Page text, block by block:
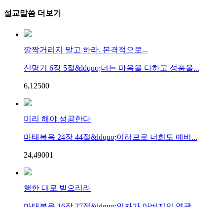
설교말씀 더보기
깔짝거리지 말고 하라. 본격적으로...
신명기 6장 5절&ldquo;너는 마음을 다하고 성품을...
6,12500
미리 해야 성공한다
마태복음 24장 44절&ldquo;이러므로 너희도 예비...
24,49001
행한 대로 받으리라